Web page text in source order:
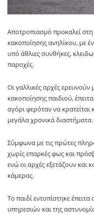
Αποτροπιασμό προκαλεί
κακοποίησης ανηλίκου, με
υπό άθλιες συνθήκες,
παροχές.
Οι γαλλικές αρχές ερευνούν
κακοποίησης παιδιού,
αγόρι φερόταν να
μεγάλα χρονικά διαστήματα.
Σύμφωνα με τις πρώτες
χωρίς επαρκές φως και
ενώ οι αρχές εξετάζουν και
κάμερας.
Το παιδί εντοπίστηκε
υπηρεσιών και της